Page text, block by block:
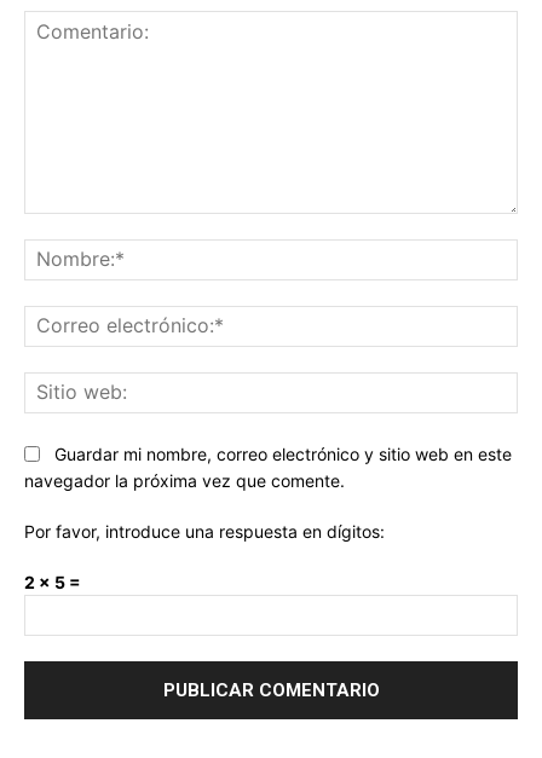
Guardar mi nombre, correo electrónico y sitio web en este
navegador la próxima vez que comente.
Por favor, introduce una respuesta en dígitos:
2 × 5 =